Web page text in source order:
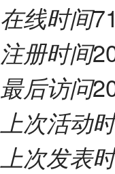
在线时间
注册时间
最后访问
上次活动
上次发表